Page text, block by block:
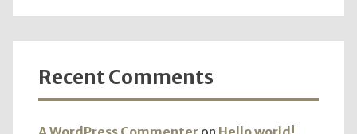
Recent Comments